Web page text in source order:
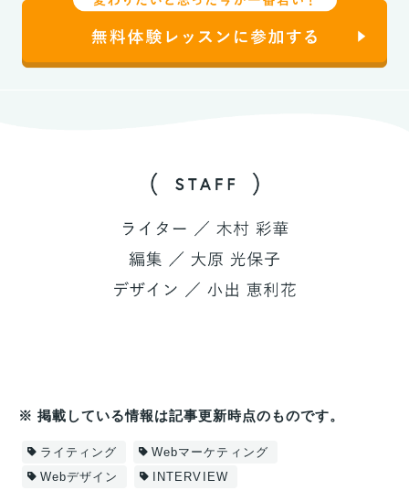
※ 掲載している情報は記事更新時点のものです。
ライティング
Webマーケティング
Webデザイン
INTERVIEW